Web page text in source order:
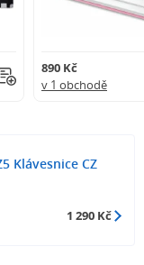
890 Kč
v 1 obchodě
Klávesnice CZ
1 290 Kč